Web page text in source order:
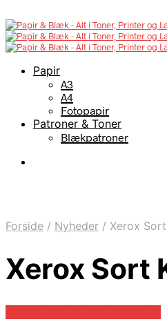
Papir
A3
A4
Fotopapir
Patroner & Toner
Blækpatroner
Forside / Nyheder / Xerox
Xerox Sort